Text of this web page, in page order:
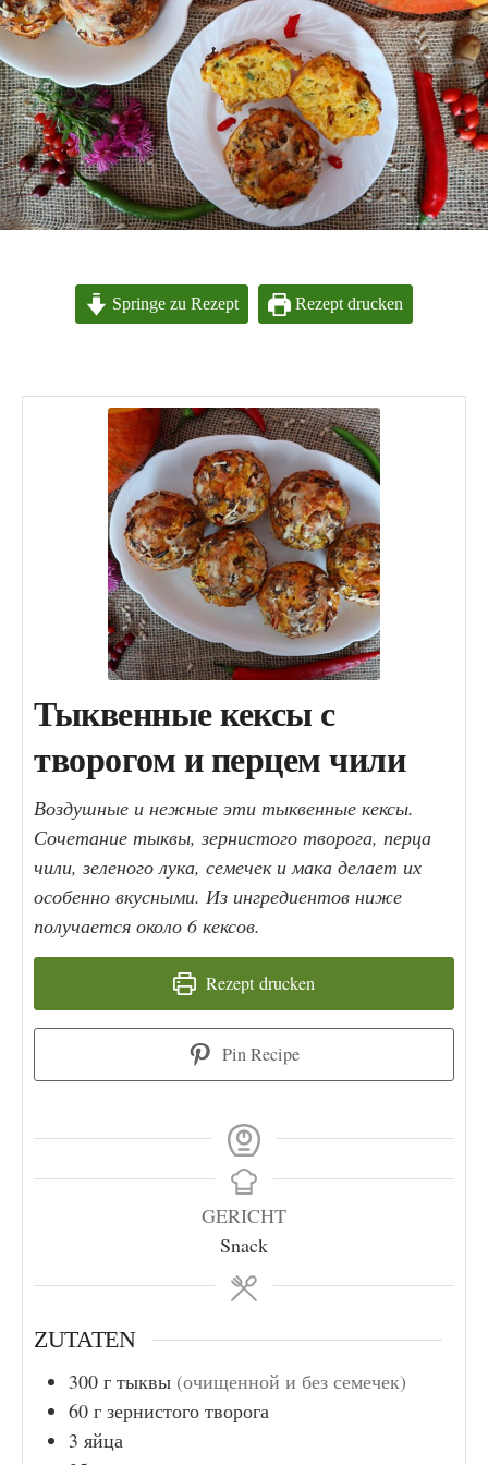
Springe zu Rezept Rezept drucken
Тыквенные кексы с
творогом и перцем чили
Воздушные и нежные эти тыквенные кексы.
Сочетание тыквы, зернистого творога, перца
чили, зеленого лука, семечек и мака делает их
особенно вкусными. Из ингредиентов ниже
получается около 6 кексов.
Rezept drucken
Pin Recipe
GERICHT
Snack
ZUTATEN
300 г тыквы (очищенной и без семечек)
60 г зернистого творога
3 яйца